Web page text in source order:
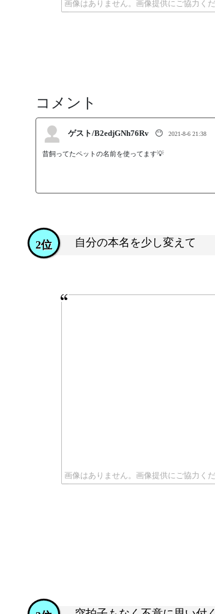
コメント
ゲスト/B2edjGNh76Rv 😶 2021-8-6 21:38
昔飼ってたペットの名前を使ってます💡
自分の本名を少し変えて
2位